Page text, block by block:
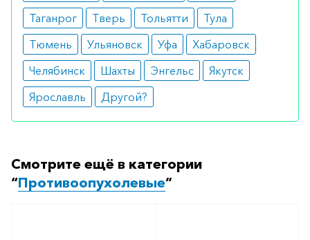
Вы можете заказать препарат с доставкой в
аптеку-партнёра в вашем городе. Для этого Вы
можете оформить бронирование на сайте или
заказать по телефону
8 800 301 52 86(бесплатно
с любого телефона по РФ)
Таганрог
Тверь Тольятти
Тула
Тюмень
Ульяновск Уфа
Хабаровск
Челябинск
Шахты Энгельс
Якутск
Ярославль
Другой?
Смотрите ещё в категории
“Противоопухолевые”